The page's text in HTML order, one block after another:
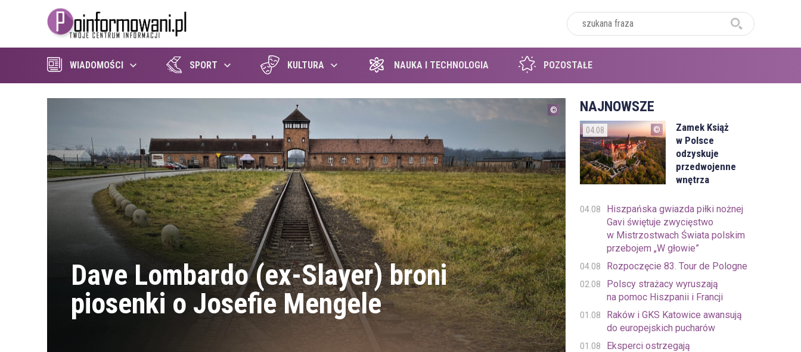
WIADOMOŚCI SPORT KULTURA NAUKA I TECHNOLOGIA POZOSTAŁE
Dave Lombardo (ex-Slayer) broni
piosenki o Josefie Mengele
NAJNOWSZE
04.08
Zamek Książ
w Polsce
odzyskuje
przedwojenne
wnętrza
04.08
Hiszpańska gwiazda piłki nożnej
Gavi świętuje zwycięstwo
w Mistrzostwach Świata polskim
przebojem „W głowie”
04.08 Rozpoczęcie 83. Tour de Pologne
02.08
Polscy strażacy wyruszają
na pomoc Hiszpanii i Francji
01.08
Raków i GKS Katowice awansują
do europejskich pucharów
01.08
Eksperci ostrzegają